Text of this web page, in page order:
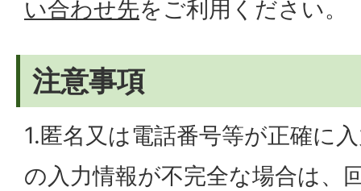
い合わせ先をご利用ください。
注意事項
1.匿名又は電話番号等が正確に
の入力情報が不完全な場合は、